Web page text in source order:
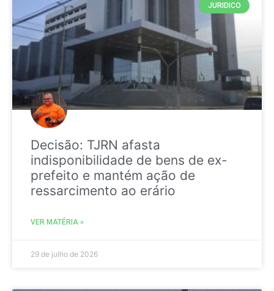
JURIDICO
Decisão: TJRN afasta
indisponibilidade de bens de ex-
prefeito e mantém ação de
ressarcimento ao erário
VER MATÉRIA »
29 de julho de 2026